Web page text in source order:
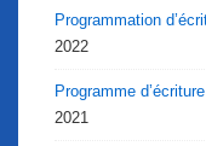
Programmation
2022
Programme
2021